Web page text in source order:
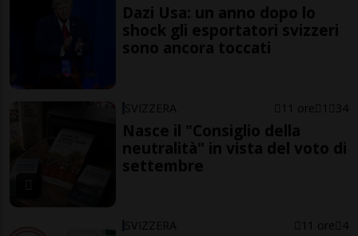
Dazi Usa: un anno dopo lo
shock gli esportatori svizzeri
sono ancora toccati
SVIZZERA 11 ore 1 34
Nasce il "Consiglio della
neutralità" in vista del voto di
settembre
SVIZZERA 11 ore 4